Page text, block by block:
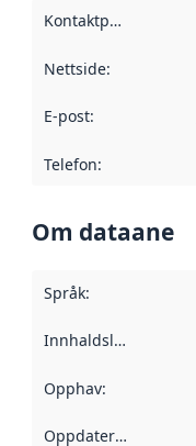
Kontaktpunkt
Nettside:
E-post:
Telefon:
Om dataane
Språk:
Innhaldsleverandørar
Opphav:
Oppdateringsfrekvens